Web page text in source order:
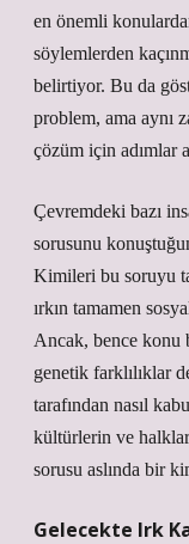
en önemli
söylemlerden
belirtiyor. Bu da
problem, ama aynı
çözüm için adımlar
Çevremdeki bazı
sorusunu
Kimileri bu soruyu
ırkın tamamen
Ancak, bence konu
genetik farklılıklar
tarafından nasıl
kültürlerin ve
sorusu aslında bir
Gelecekte Irk